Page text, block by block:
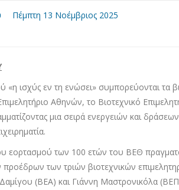
Πέμπτη 13 Νοέμβριος 2025
«η ισχύς εν τη ενώσει» συμπορεύονται τα
Αθηνών, το Βιοτεχνικό
μια σειρά ενεργειών και
εορτασμού των 100 ετών του ΒΕΘ
των τριών βιοτεχνικών
(ΒΕΑ) και Γιάννη Μαστρονικόλα